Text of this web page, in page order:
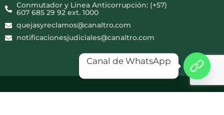
Conmutador y Línea Anticorrupción: (+57)
607 685 29 92 ext. 1000
quejasyreclamos@canaltro.com
notificacionesjudiciales@canaltro.com
Canal de WhatsApp